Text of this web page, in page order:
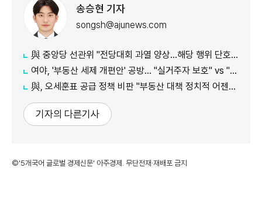
송승현 기자
songsh@ajunews.com
與 중앙당 선관위 "전당대회 과열 양상…해당 행위 단호히 대처"
여야, '부동산 세제 개편안' 공방… "실거주자 보호" vs "무책임의 극치"
與, 오세훈표 공급 정책 비판 "부동산 대책 정치적 어젠다로 사용"
기자의 다른기사
©'5개국어 글로벌 경제신문' 아주경제. 무단전재·재배포 금지